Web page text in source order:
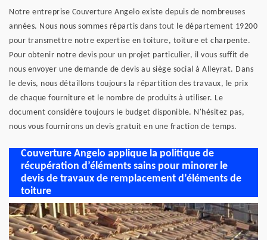
Notre entreprise Couverture Angelo existe depuis de nombreuses
années. Nous nous sommes répartis dans tout le département 19200
pour transmettre notre expertise en toiture, toiture et charpente.
Pour obtenir notre devis pour un projet particulier, il vous suffit de
nous envoyer une demande de devis au siège social à Alleyrat. Dans
le devis, nous détaillons toujours la répartition des travaux, le prix
de chaque fourniture et le nombre de produits à utiliser. Le
document considère toujours le budget disponible. N'hésitez pas,
nous vous fournirons un devis gratuit en une fraction de temps.
Couverture Angelo applique la politique de
récupération d’éléments sains pour minorer le
devis de travaux de remplacement d’éléments de
toiture